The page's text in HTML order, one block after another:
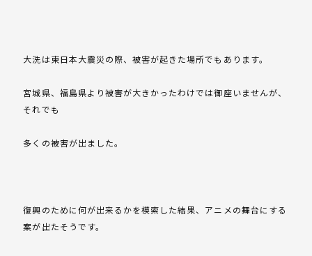
大洗は東日本大震災の際、被害が起きた場所でもあります。
宮城県、福島県より被害が大きかったわけでは御座いませんが、
それでも
多くの被害が出ました。
復興のために何が出来るかを模索した結果、アニメの舞台にする
案が出たそうです。